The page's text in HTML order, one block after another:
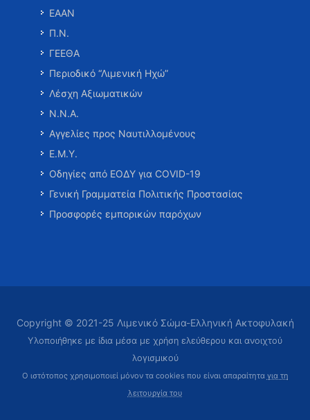
ΕΑΑΝ
Π.Ν.
ΓΕΕΘΑ
Περιοδικό “Λιμενική Ηχώ”
Λέσχη Αξιωματικών
Ν.Ν.Α.
Αγγελίες προς Ναυτιλλομένους
Ε.Μ.Υ.
Οδηγίες από ΕΟΔΥ για COVID-19
Γενική Γραμματεία Πολιτικής Προστασίας
Προσφορές εμπορικών παρόχων
Copyright © 2021-25 Λιμενικό Σώμα-Ελληνική Ακτοφυλακή
Υλοποιήθηκε με ίδια μέσα με χρήση ελεύθερου και ανοιχτού
λογισμικού
Ο ιστότοπος χρησιμοποιεί μόνον τα cookies που είναι απαραίτητα για τη
λειτουργία του